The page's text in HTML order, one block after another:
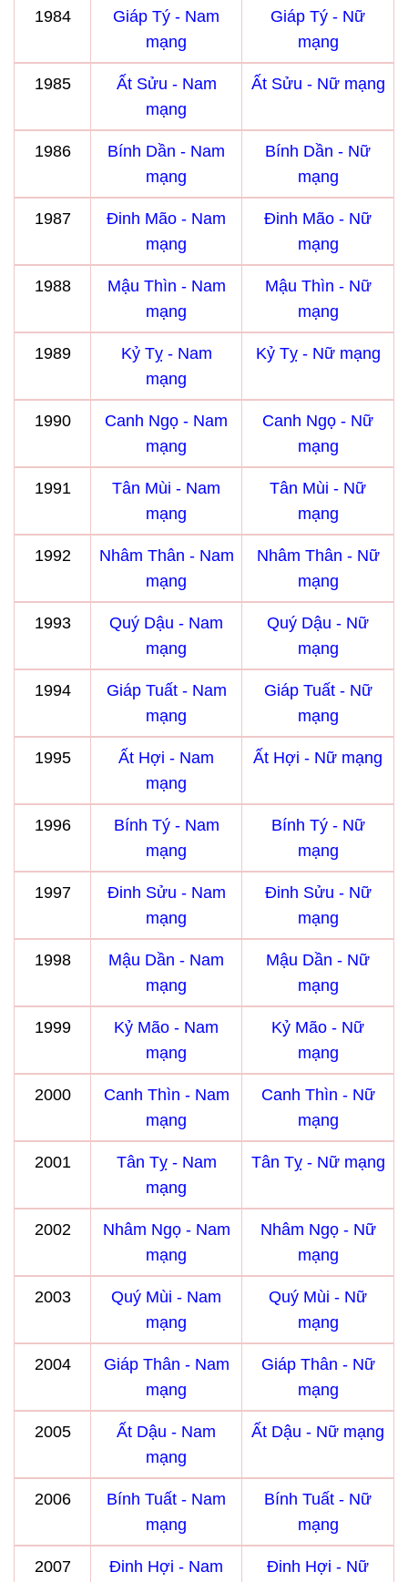
1984
Giáp Tý - Nam
mạng
Giáp Tý - Nữ
mạng
1985
Ất Sửu - Nam
mạng
Ất Sửu - Nữ mạng
1986
Bính Dần - Nam
mạng
Bính Dần - Nữ
mạng
1987
Đinh Mão - Nam
mạng
Đinh Mão - Nữ
mạng
1988
Mậu Thìn - Nam
mạng
Mậu Thìn - Nữ
mạng
1989
Kỷ Tỵ - Nam
mạng
Kỷ Tỵ - Nữ mạng
1990
Canh Ngọ - Nam
mạng
Canh Ngọ - Nữ
mạng
1991
Tân Mùi - Nam
mạng
Tân Mùi - Nữ
mạng
1992
Nhâm Thân - Nam
mạng
Nhâm Thân - Nữ
mạng
1993
Quý Dậu - Nam
mạng
Quý Dậu - Nữ
mạng
1994
Giáp Tuất - Nam
mạng
Giáp Tuất - Nữ
mạng
1995
Ất Hợi - Nam
mạng
Ất Hợi - Nữ mạng
1996
Bính Tý - Nam
mạng
Bính Tý - Nữ
mạng
1997
Đinh Sửu - Nam
mạng
Đinh Sửu - Nữ
mạng
1998
Mậu Dần - Nam
mạng
Mậu Dần - Nữ
mạng
1999
Kỷ Mão - Nam
mạng
Kỷ Mão - Nữ
mạng
2000
Canh Thìn - Nam
mạng
Canh Thìn - Nữ
mạng
2001
Tân Tỵ - Nam
mạng
Tân Tỵ - Nữ mạng
2002
Nhâm Ngọ - Nam
mạng
Nhâm Ngọ - Nữ
mạng
2003
Quý Mùi - Nam
mạng
Quý Mùi - Nữ
mạng
2004
Giáp Thân - Nam
mạng
Giáp Thân - Nữ
mạng
2005
Ất Dậu - Nam
mạng
Ất Dậu - Nữ mạng
2006
Bính Tuất - Nam
mạng
Bính Tuất - Nữ
mạng
2007
Đinh Hợi - Nam
Đinh Hợi - Nữ